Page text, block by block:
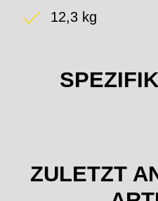
12,3 kg
ZULETZT